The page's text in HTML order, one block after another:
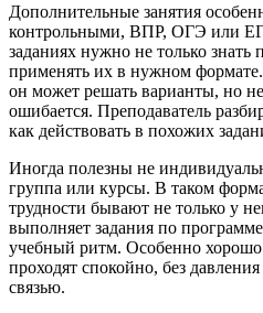
Дополнительные занятия
контрольными, ВПР, ОГЭ или
заданиях нужно не только знать
применять их в нужном
он может решать варианты, но
ошибается. Преподаватель
как действовать в похожих
Иногда полезны не
группа или курсы. В таком
трудности бывают не только у
выполняет задания по
учебный ритм. Особенно хорошо
проходят спокойно, без
связью.